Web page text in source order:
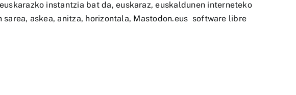
instantzia bat da, euskaraz, euskaldunen interneteko
askea, anitza, horizontala, Mastodon.eus software libre